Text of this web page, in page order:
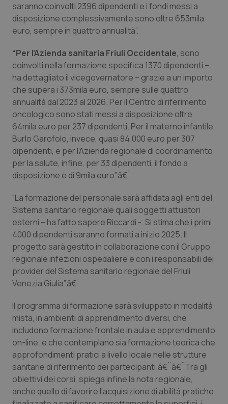
Provincia Autonoma di Trento
Sardegna
Sicilia
Toscana
Umbria
Valle D’Aosta
Veneto
Ipertensione & Scompenso
Malattia di Crohn & Rettocolite Ulcerosa
Neuroscienze & patologie neurodegenerative
Obesità
Oftalmologia
Oncodermatologia
Oncoematologia
Oncologia & Nutrizione
Psoriasi & pelle
Quotidiano Cardiologia
Quotidiano Chirurgia
Quotidiano Oncologia
Quotidiano Pediatria
Rene & patologie urogenitali
saranno coinvolti 2396 dipendenti e i fondi messi a
disposizione complessivamente sono oltre 653mila
euro, sempre in quattro annualità”.
“Per l’Azienda sanitaria Friuli Occidentale, sono
coinvolti nella formazione specifica 1370 dipendenti –
ha dettagliato il vicegovernatore – grazie a un importo
che supera i 373mila euro, sempre sulle quattro
annualità dal 2023 al 2026. Per il Centro di riferimento
oncologico sono stati messi a disposizione oltre
64mila euro per 237 dipendenti. Per il materno infantile
Burlo Garofolo, invece, quasi 84.000 euro per 307
dipendenti, e per l’Azienda regionale di coordinamento
per la salute, infine, per 33 dipendenti, il fondo a
disposizione è di 9mila euro”.â€¨
“La formazione del personale sarà affidata agli enti del
Sistema sanitario regionale quali soggetti attuatori
esterni – ha fatto sapere Riccardi -. Si stima che i primi
4000 dipendenti saranno formati a inizio 2025. Il
progetto sarà gestito in collaborazione con il Gruppo
regionale infezioni ospedaliere e con i responsabili dei
provider del Sistema sanitario regionale del Friuli
Venezia Giulia”.â€¨
Il programma di formazione sarà sviluppato in modalità
mista, in ambienti di apprendimento diversi, che
includono formazione frontale in aula e apprendimento
on-line, e che contemplano sia formazione teorica che
approfondimenti pratici a livello locale nelle strutture
sanitarie di riferimento dei partecipanti.â€¨â€¨Tra gli
obiettivi dei corsi, spiega infine la nota regionale,
anche quello di favorire l’acquisizione di abilità pratiche